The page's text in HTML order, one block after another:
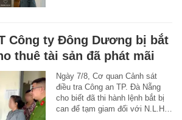
Công ty Đông Dương bị bắt
thuê tài sản đã phát mãi
Ngày 7/8, Cơ quan Cảnh sát
điều tra Công an TP. Đà Nẵng
cho biết đã thi hành lệnh bắt bị
can để tạm giam đối với N.L.H…